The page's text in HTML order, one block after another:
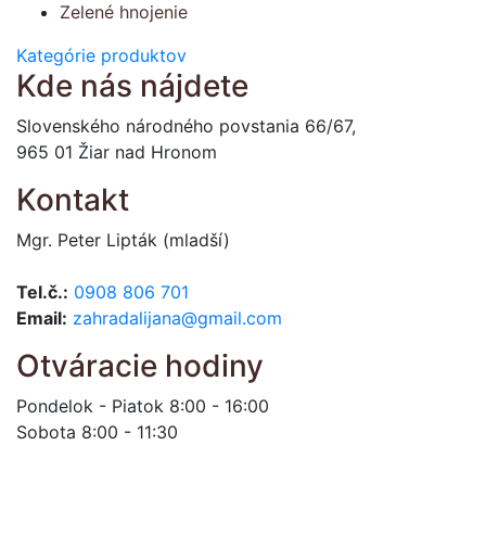
Zelené hnojenie
Kategórie produktov
Kde nás nájdete
Slovenského národného povstania 66/67,
965 01 Žiar nad Hronom
Kontakt
Mgr. Peter Lipták (mladší)
Tel.č.: 0908 806 701
Email: zahradalijana@gmail.com
Otváracie hodiny
Pondelok - Piatok 8:00 - 16:00
Sobota 8:00 - 11:30